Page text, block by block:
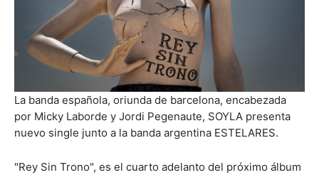
La banda española, oriunda de barcelona, encabezada
por Micky Laborde y Jordi Pegenaute, SOYLA presenta
nuevo single junto a la banda argentina ESTELARES.
"Rey Sin Trono", es el cuarto adelanto del próximo álbum